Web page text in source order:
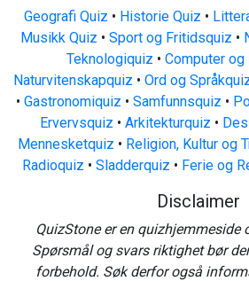
Geografi Quiz • Historie Quiz •
Musikk Quiz • Sport og Fritidsquiz •
Teknologiquiz • Computer
Naturvitenskapquiz • Ord og
• Gastronomiquiz • Samfunnsquiz •
Ervervsquiz • Arkitekturquiz •
Mennesketquiz • Religion, Kultur og
Radioquiz • Sladderquiz • Ferie og
Disclaimer
QuizStone er en quizhjemmeside
Spørsmål og svars riktighet bør
forbehold. Søk derfor også